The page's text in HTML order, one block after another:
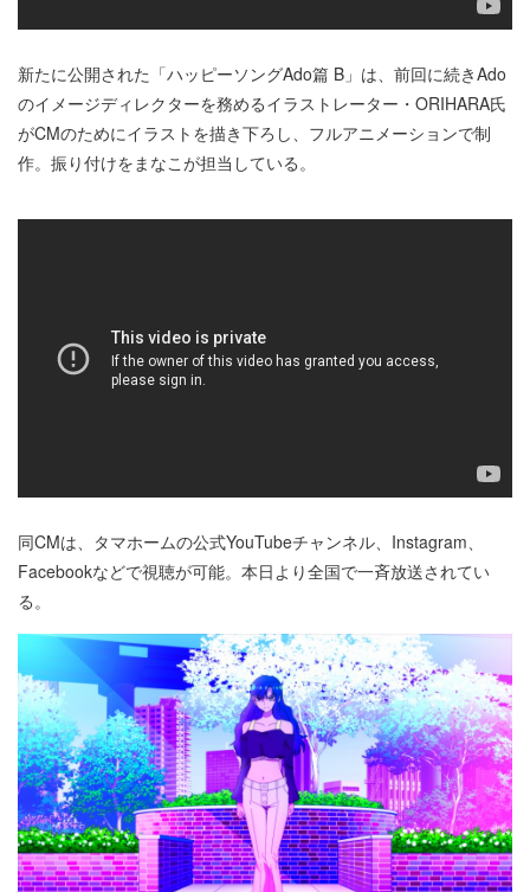
新たに公開された「ハッピーソングAdo篇 B」は、前回に続きAdo
のイメージディレクターを務めるイラストレーター・ORIHARA氏
がCMのためにイラストを描き下ろし、フルアニメーションで制
作。振り付けをまなこが担当している。
同CMは、タマホームの公式YouTubeチャンネル、Instagram、
Facebookなどで視聴が可能。本日より全国で一斉放送されてい
る。